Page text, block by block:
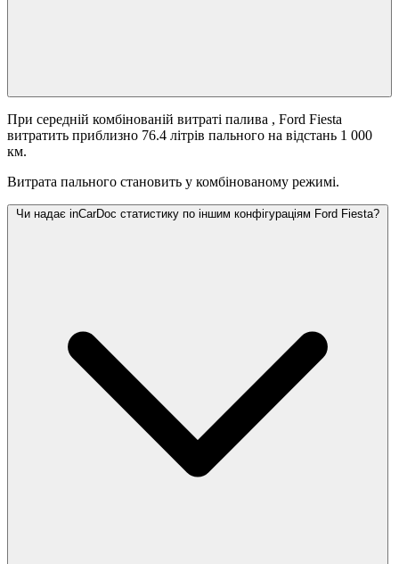
При середній комбінованій витраті палива , Ford Fiesta
витратить приблизно 76.4 літрів пального на відстань 1 000
км.
Витрата пального становить у комбінованому режимі.
Чи надає inCarDoc статистику по іншим конфігураціям Ford Fiesta?